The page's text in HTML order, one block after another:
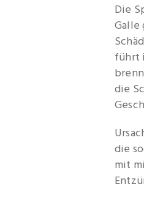
Die
Galle
führt
die
die
mit